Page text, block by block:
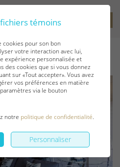
témoins
cookies pour son bon
votre interaction avec lui,
expérience personnalisée et
des cookies que si vous donnez
sur «Tout accepter». Vous avez
vos préférences en matière
via le bouton
notre politique de confidentialité.
Personnaliser